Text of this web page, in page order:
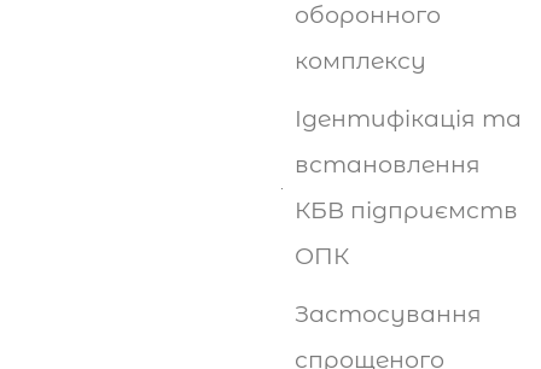
оборонного
комплексу
Ідентифікація та
встановлення
КБВ підприємств
ОПК
Застосування
спрощеного